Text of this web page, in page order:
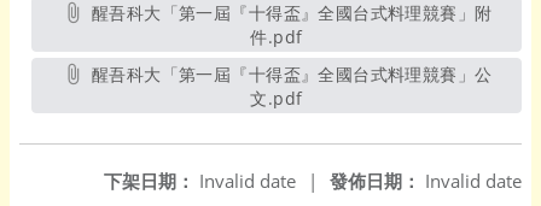
醒吾科大「第一屆『十得盃』全國台式料理競賽」附
件.pdf另開新視窗
醒吾科大「第一屆『十得盃』全國台式料理競賽」公
文.pdf另開新視窗
發佈日期： Invalid date
下架日期： Invalid date
|